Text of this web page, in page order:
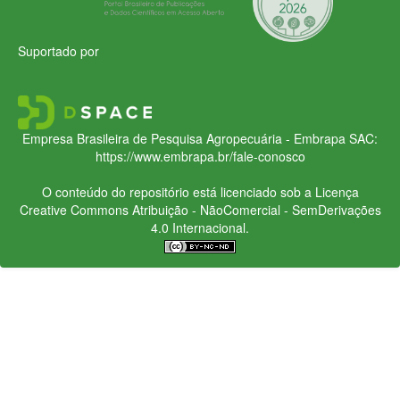
Suportado por
Empresa Brasileira de Pesquisa Agropecuária - Embrapa SAC:
https://www.embrapa.br/fale-conosco
O conteúdo do repositório está licenciado sob a Licença
Creative CommonsAtribuição - NãoComercial - SemDerivações
4.0 Internacional.